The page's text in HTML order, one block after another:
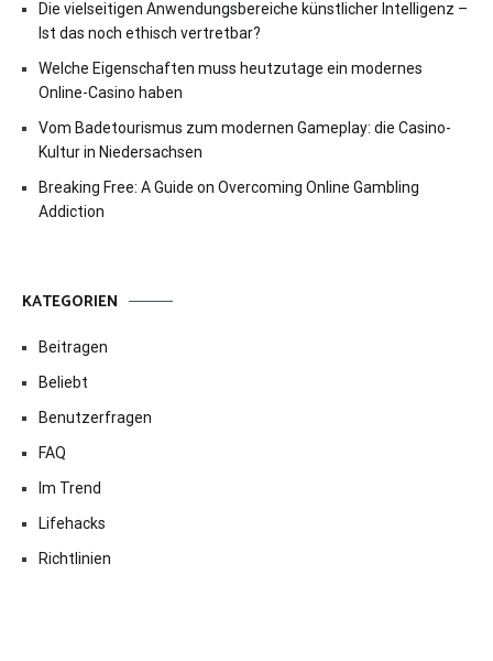
Die vielseitigen Anwendungsbereiche künstlicher Intelligenz –
Ist das noch ethisch vertretbar?
Welche Eigenschaften muss heutzutage ein modernes
Online-Casino haben
Vom Badetourismus zum modernen Gameplay: die Casino-
Kultur in Niedersachsen
Breaking Free: A Guide on Overcoming Online Gambling
Addiction
KATEGORIEN
Beitragen
Beliebt
Benutzerfragen
FAQ
Im Trend
Lifehacks
Richtlinien